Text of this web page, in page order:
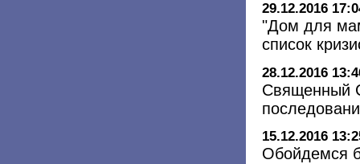
29.12.2016
"Дом для
список
28.12.2016
Священный
15.12.2016
Обойдемся